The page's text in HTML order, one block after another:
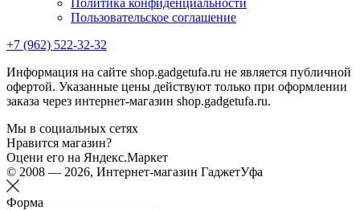
Политика конфиденциальности
Пользовательское соглашение
+7 (962) 522-32-32
Информация на сайте shop.gadgetufa.ru не является публичной
офертой. Указанные цены действуют только при оформлении
заказа через интернет-магазин shop.gadgetufa.ru.
Мы в социальных сетях
Нравится магазин?
Оцени его на Яндекс.Маркет
© 2008 — 2026, Интернет-магазин ГаджетУфа
Форма